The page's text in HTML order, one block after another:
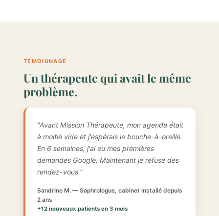
TÉMOIGNAGE
Un thérapeute qui avait le même
problème.
"Avant Mission Thérapeute, mon agenda était
à moitié vide et j'espérais le bouche-à-oreille.
En 6 semaines, j'ai eu mes premières
demandes Google. Maintenant je refuse des
rendez-vous."
Sandrine M. — Sophrologue, cabinet installé depuis
2 ans
+12 nouveaux patients en 3 mois